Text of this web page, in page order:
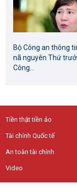
Bộ Công an thông
nã nguyên Thứ
Công...
Tiền thật tiền ảo
Tài chính Quốc tế
An toàn tài chính
Video